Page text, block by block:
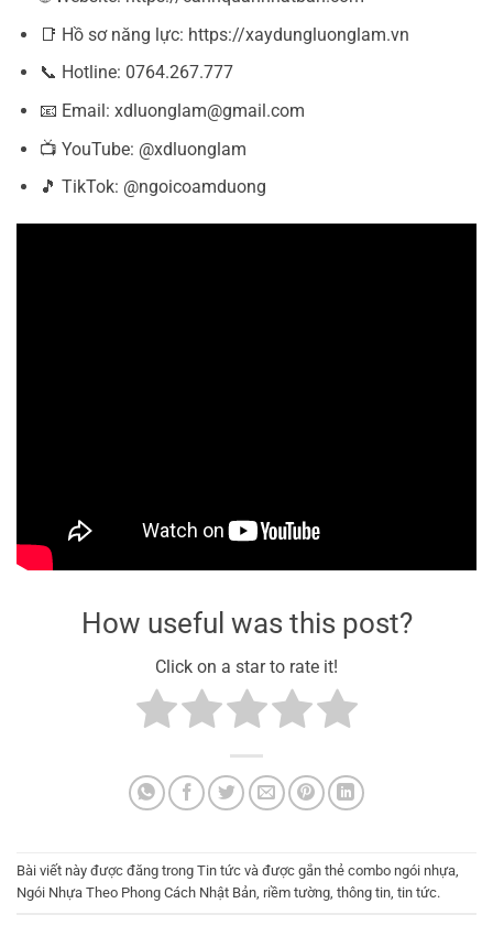
📑 Hồ sơ năng lực: https://xaydungluonglam.vn
📞 Hotline: 0764.267.777
📧 Email: xdluonglam@gmail.com
📺 YouTube: @xdluonglam
🎵 TikTok: @ngoicoamduong
How useful was this post?
Click on a star to rate it!
Bài viết này được đăng trong Tin tức và được gắn thẻ combo ngói nhựa,
Ngói Nhựa Theo Phong Cách Nhật Bản, riềm tường, thông tin, tin tức.